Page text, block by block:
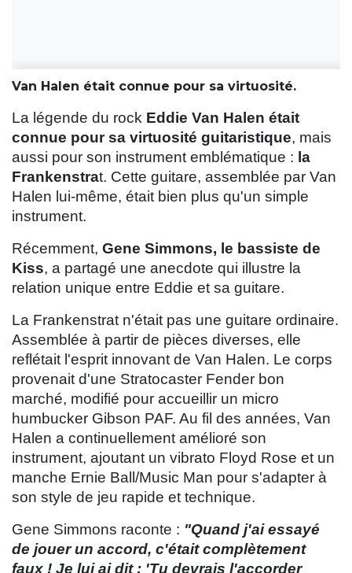
Van Halen était connue pour sa virtuosité.
La légende du rock Eddie Van Halen était
connue pour sa virtuosité guitaristique, mais
aussi pour son instrument emblématique : la
Frankenstrat. Cette guitare, assemblée par Van
Halen lui-même, était bien plus qu'un simple
instrument.
Récemment, Gene Simmons, le bassiste de
Kiss, a partagé une anecdote qui illustre la
relation unique entre Eddie et sa guitare.
La Frankenstrat n'était pas une guitare ordinaire.
Assemblée à partir de pièces diverses, elle
reflétait l'esprit innovant de Van Halen. Le corps
provenait d'une Stratocaster Fender bon
marché, modifié pour accueillir un micro
humbucker Gibson PAF. Au fil des années, Van
Halen a continuellement amélioré son
instrument, ajoutant un vibrato Floyd Rose et un
manche Ernie Ball/Music Man pour s'adapter à
son style de jeu rapide et technique.
Gene Simmons raconte : "Quand j'ai essayé
de jouer un accord, c'était complètement
faux ! Je lui ai dit : 'Tu devrais l'accorder